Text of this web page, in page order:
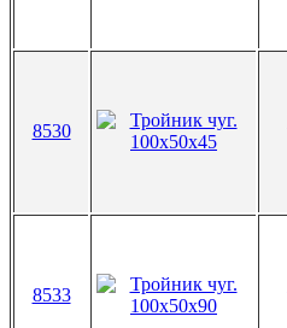
8530
8533